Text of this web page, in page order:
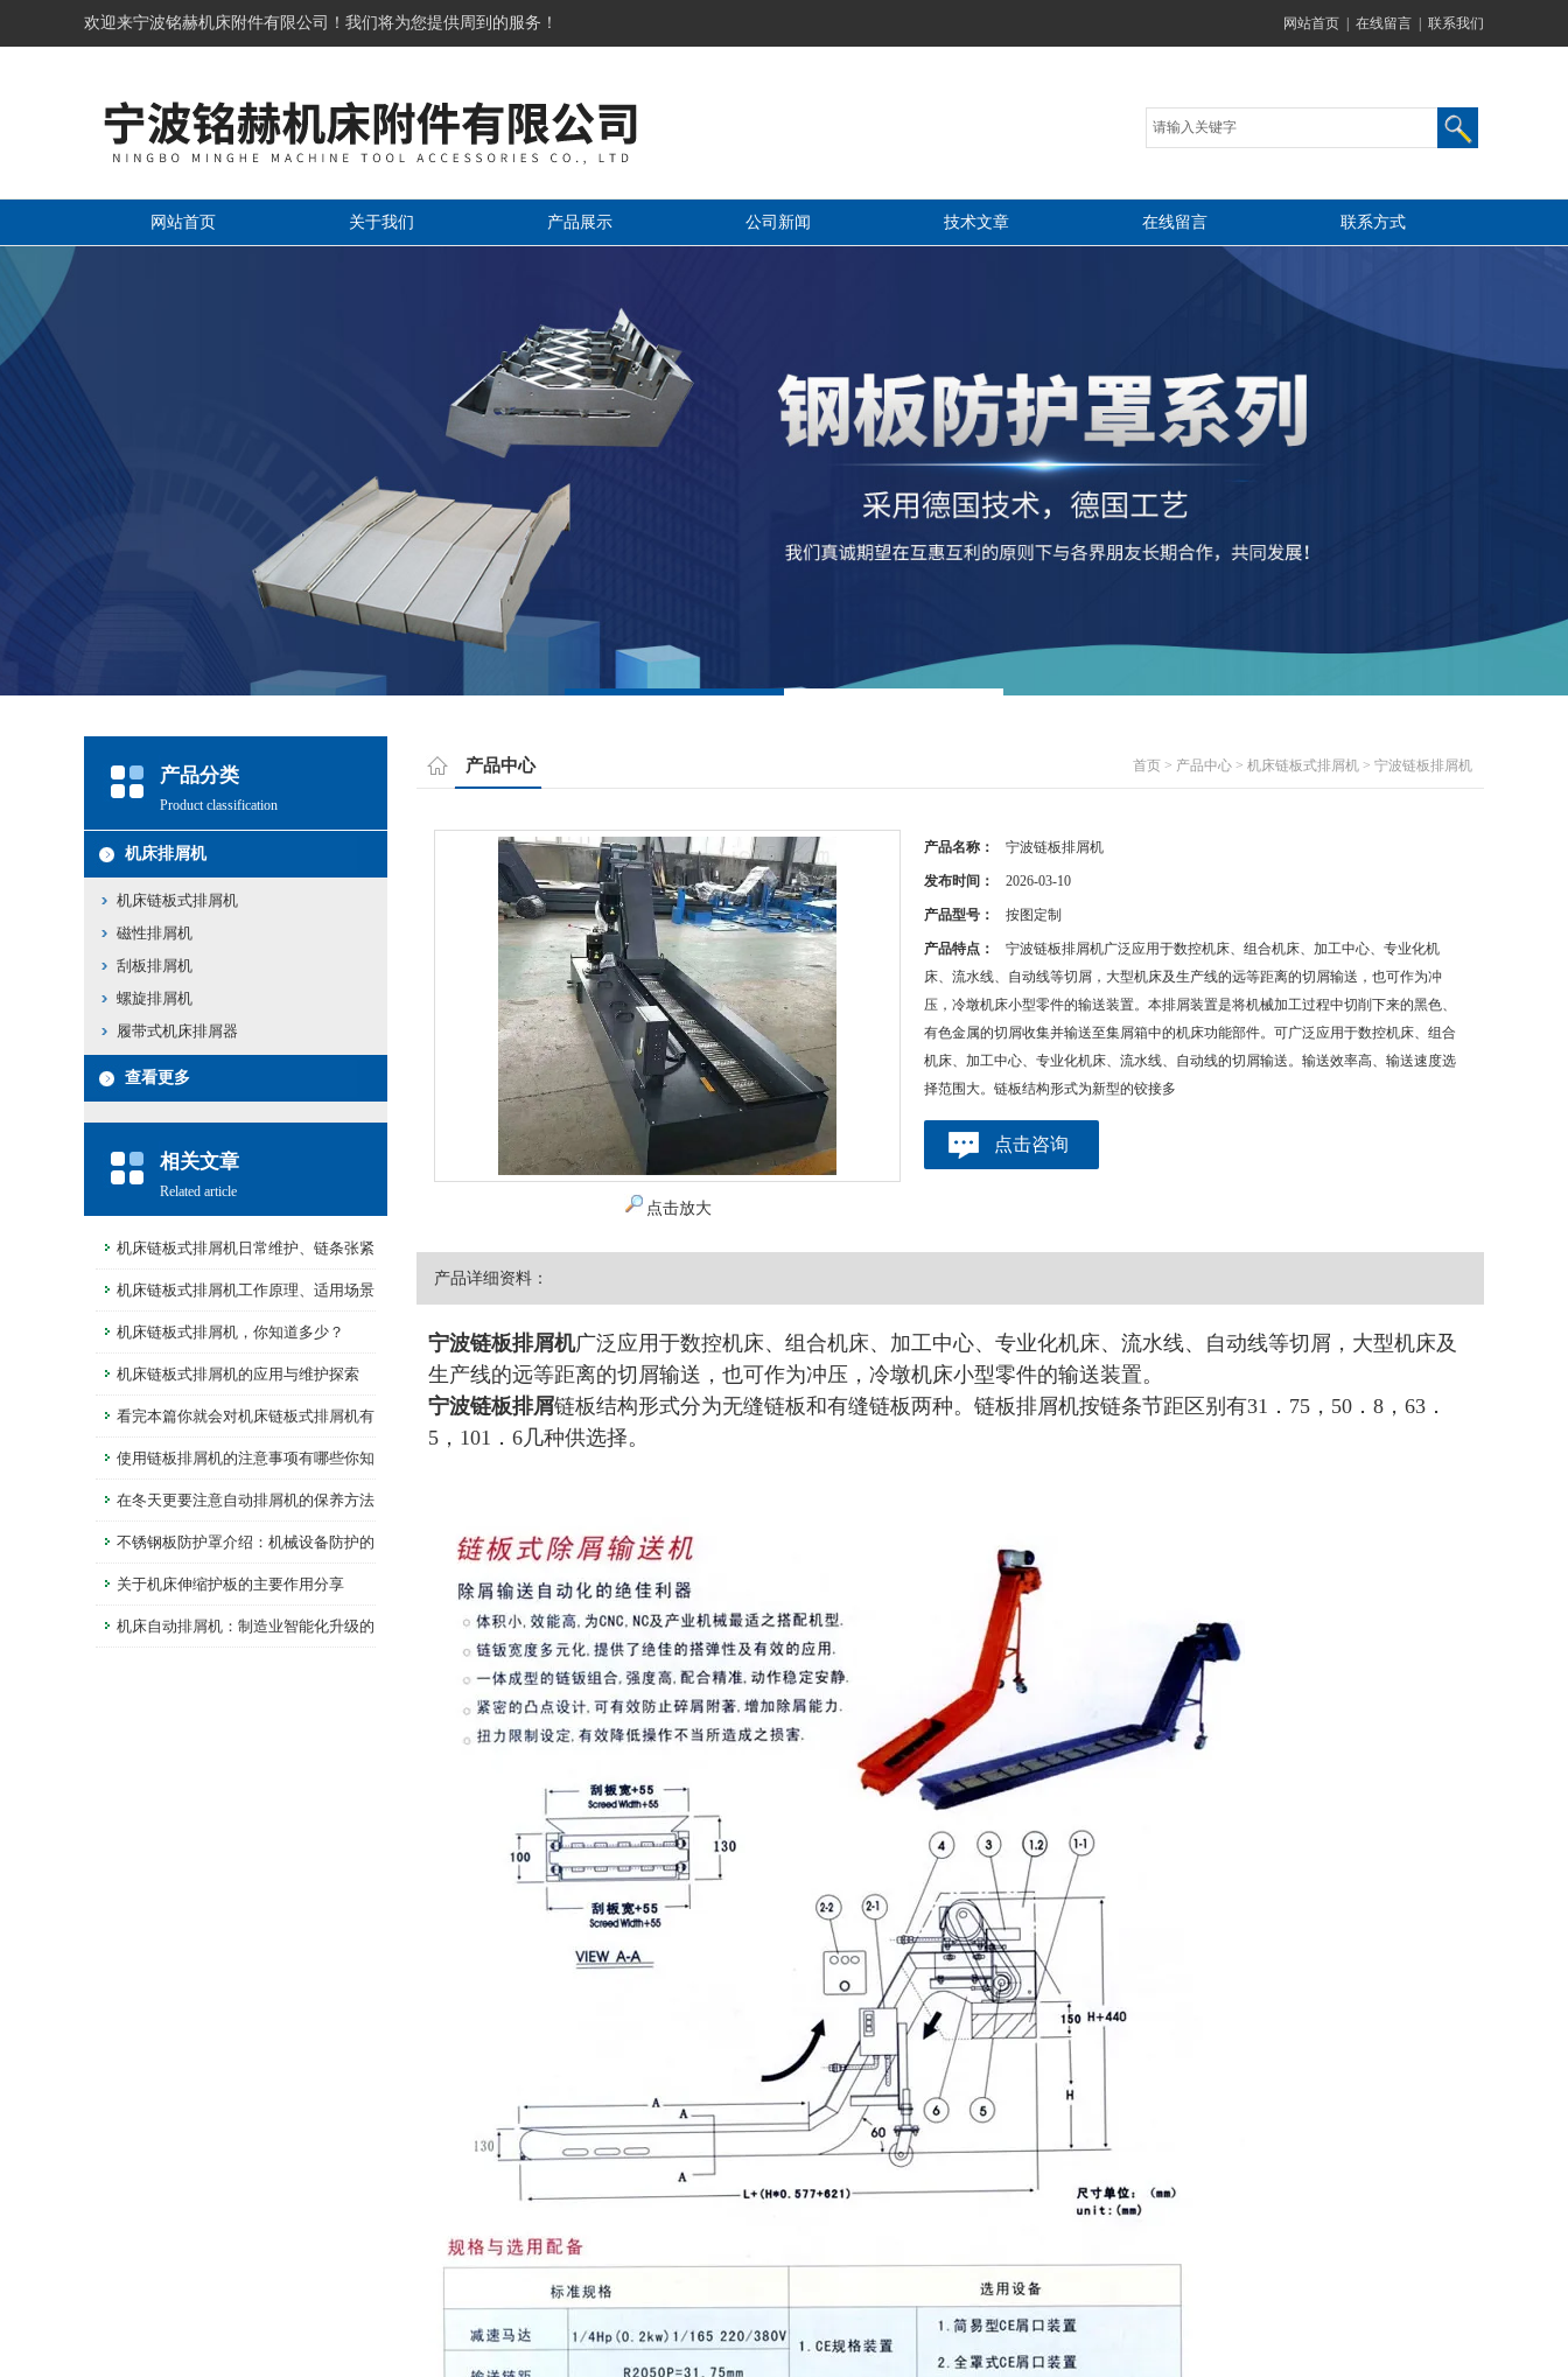
欢迎来宁波铭赫机床附件有限公司！我们将为您提供周到的服务！ 网站首页 在线留言 联系我们
网站首页 关于我们 产品展示 公司新闻 技术文章 在线留言 联系方式
产品分类
Product classification
机床排屑机
机床链板式排屑机
磁性排屑机
刮板排屑机
螺旋排屑机
履带式机床排屑器
查看更多
相关文章
Related article
机床链板式排屑机日常维护、链条张紧
保养规范
机床链板式排屑机工作原理、适用场景
解析机床链板式排屑机，你知道多少？
机床链板式排屑机的应用与维护探索
看完本篇你就会对机床链板式排屑机有
更多了解
使用链板排屑机的注意事项有哪些你知
道么在冬天更要注意自动排屑机的保养方法
不锈钢板防护罩介绍：机械设备防护的
可靠外罩
关于机床伸缩护板的主要作用分享
机床自动排屑机：制造业智能化升级的
产品中心 首页 > 产品中心 > 机床链板式排屑机 > 宁波链板排屑机
点击放大
产品名称： 宁波链板排屑机
发布时间： 2026-03-10
产品型号： 按图定制
产品特点：
宁波链板排屑机广泛应用于数控机床、组合机床、加工中心、专业化机
床、流水线、自动线等切屑，大型机床及生产线的远等距离的切屑输送，也可作为冲
压，冷墩机床小型零件的输送装置。本排屑装置是将机械加工过程中切削下来的黑色、
有色金属的切屑收集并输送至集屑箱中的机床功能部件。可广泛应用于数控机床、组合
机床、加工中心、专业化机床、流水线、自动线的切屑输送。输送效率高、输送速度选
择范围大。链板结构形式为新型的铰接多
点击咨询
产品详细资料：
宁波链板排屑机广泛应用于数控机床、组合机床、加工中心、专业化机床、流水线、自动线等切屑，大型机床及
生产线的远等距离的切屑输送，也可作为冲压，冷墩机床小型零件的输送装置。
宁波链板排屑链板结构形式分为无缝链板和有缝链板两种。链板排屑机按链条节距区别有31．75，50．8，63．
5，101．6几种供选择。